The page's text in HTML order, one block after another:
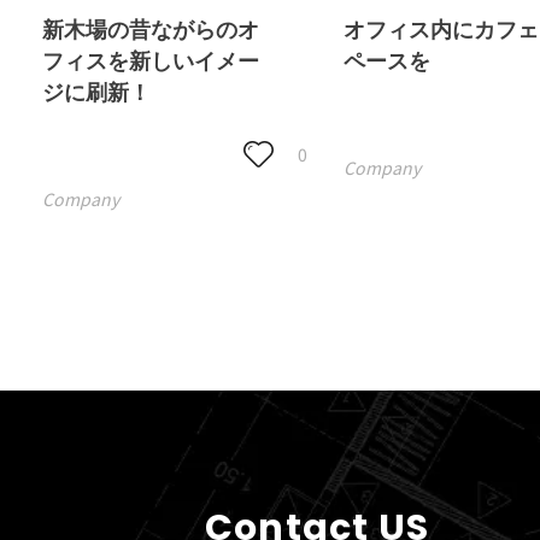
新木場の昔ながらのオ
フィスを新しいイメー
ジに刷新！
0
Company
オフィス内にカフ
ペースを
Company
Contact US